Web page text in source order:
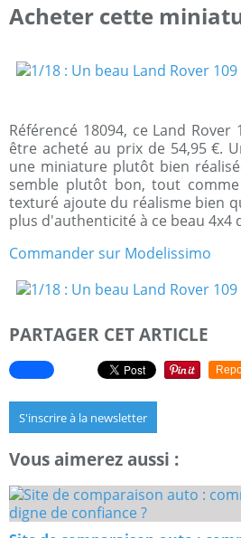
Acheter cette
Référencé 18094, ce Land Rover
être acheté au prix de 54,95 €.
une miniature plutôt bien
semble plutôt bon, tout
texturé ajoute du réalisme bien
plus d'authenticité à ce beau 4x4
Commander sur Modelissimo
PARTAGER CET ARTICLE
S'inscrire à la newsletter
Vous aimerez aussi :